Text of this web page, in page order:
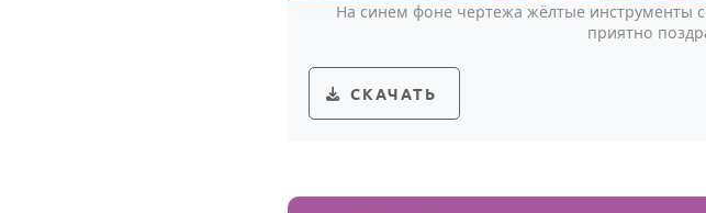
На синем фоне чертежа жёлтые инструменты
приятно
СКАЧАТЬ